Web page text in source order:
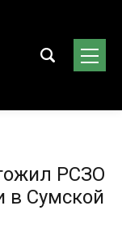
РСЗО
в Сумской